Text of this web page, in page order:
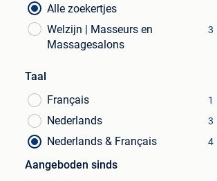
Alle zoekertjes
Welzijn | Masseurs en
Massagesalons
3
Taal
Français
1
Nederlands 3
Nederlands & Français 4
Aangeboden sinds